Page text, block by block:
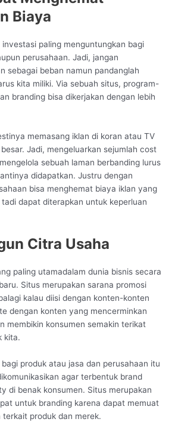
Biaya
paling menguntungkan bagi
perusahaan. Jadi, jangan
sebagai beban namun pandanglah
kita miliki. Via sebuah situs, program-
branding bisa dikerjakan dengan lebih
memasang iklan di koran atau TV
Jadi, mengeluarkan sejumlah cost
sebuah laman berbanding lurus
didapatkan. Justru dengan
bisa menghemat biaya iklan yang
dapat diterapkan untuk keperluan
Citra Usaha
paling utamadalam dunia bisnis secara
Situs merupakan sarana promosi
kalau diisi dengan konten-konten
dengan konten yang mencerminkan
membikin konsumen semakin terikat
kita.
produk atau jasa dan perusahaan itu
agar terbentuk brand
di benak konsumen. Situs merupakan
untuk branding karena dapat memuat
produk dan merek.